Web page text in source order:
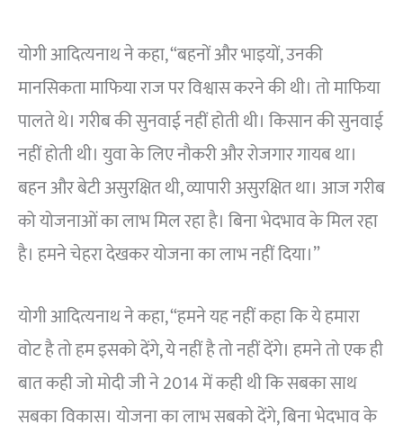
योगी आदित्यनाथ ने कहा, “बहनों और भाइयों, उनकी
मानसिकता माफिया राज पर विश्वास करने की थी। तो माफिया
पालते थे। गरीब की सुनवाई नहीं होती थी। किसान की सुनवाई
नहीं होती थी। युवा के लिए नौकरी और रोजगार गायब था।
बहन और बेटी असुरक्षित थी, व्यापारी असुरक्षित था। आज गरीब
को योजनाओं का लाभ मिल रहा है। बिना भेदभाव के मिल रहा
है। हमने चेहरा देखकर योजना का लाभ नहीं दिया।”
योगी आदित्यनाथ ने कहा, “हमने यह नहीं कहा कि ये हमारा
वोट है तो हम इसको देंगे, ये नहीं है तो नहीं देंगे। हमने तो एक ही
बात कही जो मोदी जी ने 2014 में कही थी कि सबका साथ
सबका विकास। योजना का लाभ सबको देंगे, बिना भेदभाव के